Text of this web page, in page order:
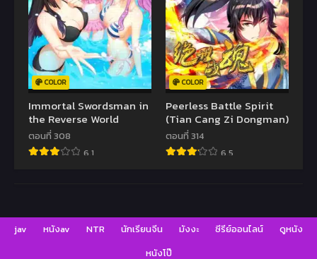
COLOR
Immortal Swordsman in
the Reverse World
ตอนที่ 308
6.1
COLOR
Peerless Battle Spirit
(Tian Cang Zi Dongman)
ตอนที่ 314
6.5
jav หนังav NTR นักเรียนจีน มังงะ ซีรีย์ออนไลน์
ดูหนัง
หนังโป๊